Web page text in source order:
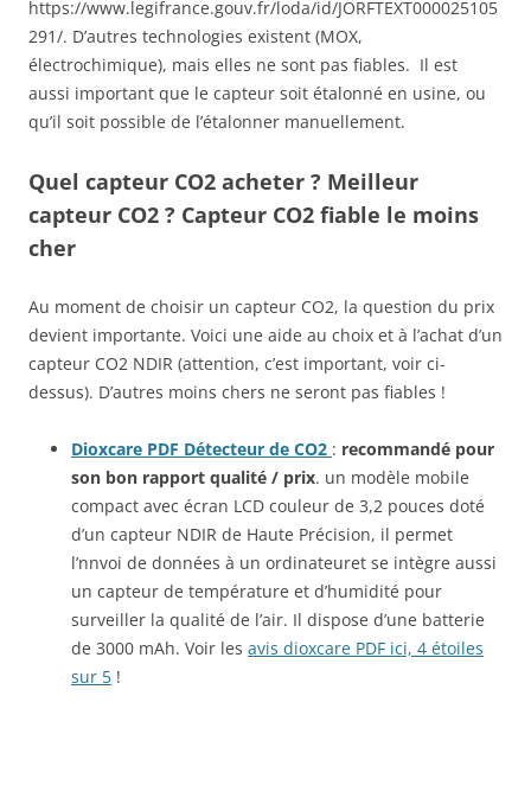
https://www.legifrance.gouv.fr/loda/id/JORFTEXT000025105
291/. D’autres technologies existent (MOX,
électrochimique), mais elles ne sont pas fiables. Il est
aussi important que le capteur soit étalonné en usine, ou
qu’il soit possible de l’étalonner manuellement.
Quel capteur CO2 acheter ? Meilleur
capteur CO2 ? Capteur CO2 fiable le moins
cher
Au moment de choisir un capteur CO2, la question du prix
devient importante. Voici une aide au choix et à l’achat d’un
capteur CO2 NDIR (attention, c’est important, voir ci-
dessus). D’autres moins chers ne seront pas fiables !
Dioxcare PDF Détecteur de CO2 : recommandé pour
son bon rapport qualité / prix. un modèle mobile
compact avec écran LCD couleur de 3,2 pouces doté
d’un capteur NDIR de Haute Précision, il permet
l’nnvoi de données à un ordinateuret se intègre aussi
un capteur de température et d’humidité pour
surveiller la qualité de l’air. Il dispose d’une batterie
de 3000 mAh. Voir les avis dioxcare PDF ici, 4 étoiles
sur 5 !